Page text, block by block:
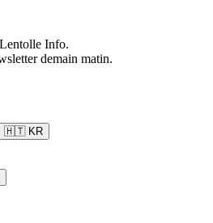
Info.
demain matin.
🇭🇹 KR